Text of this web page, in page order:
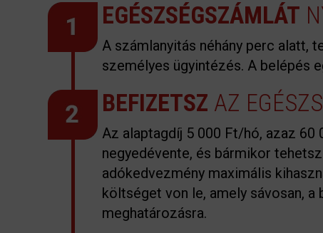
EGÉSZSÉGSZÁMLÁT
A számlanyitás néhány perc alatt,
személyes ügyintézés. A belépés
BEFIZETSZ AZ
Az alaptagdíj 5 000 Ft/hó, azaz
negyedévente, és bármikor
adókedvezmény maximális
költséget von le, amely sávosan,
meghatározásra.